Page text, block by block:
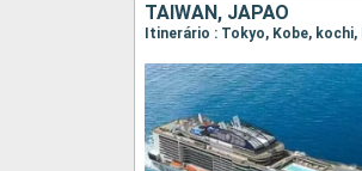
TAIWAN, JAPÃO
Itinerário : Tokyo, Kobe,